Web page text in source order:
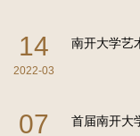
14
2022-03
南开大学艺
07 首届南开大